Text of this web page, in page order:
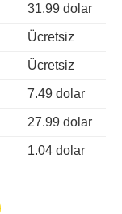
31.99 dolar
Ücretsiz
Ücretsiz
7.49 dolar
27.99 dolar
1.04 dolar